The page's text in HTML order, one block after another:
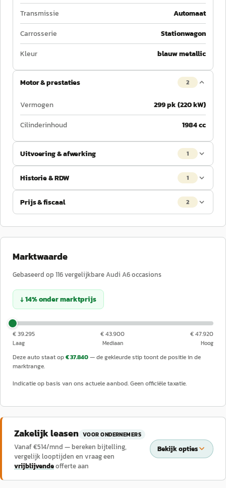
Transmissie
Automaat
Carrosserie
Stationwagon
Kleur
blauw metallic
Motor & prestaties 2
Vermogen
299 pk (220 kW)
Cilinderinhoud
1984 cc
Uitvoering & afwerking 1
Historie & RDW 1
Prijs & fiscaal 2
Marktwaarde
Gebaseerd op 116vergelijkbareAudi A6occasions
↓14%ondermarktprijs
€ 39.295
Laag
€ 43.900
Mediaan
€ 47.920
Hoog
Deze auto staat op€ 37.840— de gekleurde stip toont de positie in de
marktrange.
Indicatie op basis van ons actuele aanbod. Geen officiële taxatie.
Zakelijk leasen VOOR ONDERNEMERS
Vanaf €514/mnd — bereken bijtelling,
vergelijk looptijden en vraag een
vrijblijvendeofferte aan
Bekijk opties